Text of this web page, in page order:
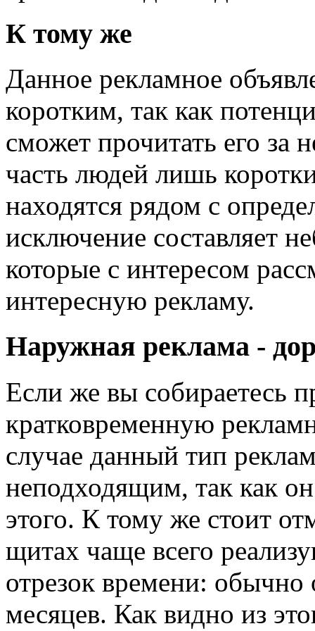
К тому же
Данное рекламное
коротким, так как
сможет прочитать его за
часть людей лишь
находятся рядом с
исключение составляет
которые с интересом
интересную рекламу.
Наружная реклама -
Если же вы собираетесь
кратковременную
случае данный тип
неподходящим, так как
этого. К тому же стоит
щитах чаще всего
отрезок времени: обычно
месяцев. Как видно из